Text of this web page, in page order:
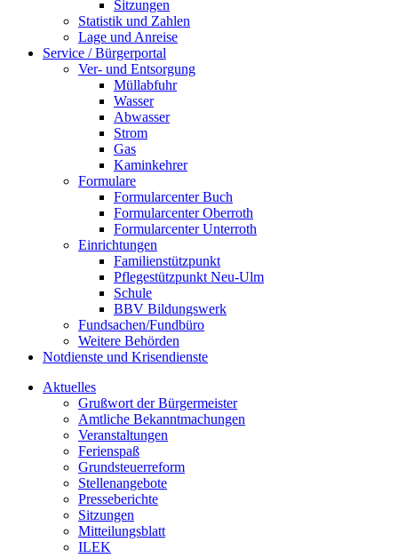
Sitzungen
Statistik und Zahlen
Lage und Anreise
Service / Bürgerportal
Ver- und Entsorgung
Müllabfuhr
Wasser
Abwasser
Strom
Gas
Kaminkehrer
Formulare
Formularcenter Buch
Formularcenter Oberroth
Formularcenter Unterroth
Einrichtungen
Familienstützpunkt
Pflegestützpunkt Neu-Ulm
Schule
BBV Bildungswerk
Fundsachen/Fundbüro
Weitere Behörden
Notdienste und Krisendienste
Aktuelles
Grußwort der Bürgermeister
Amtliche Bekanntmachungen
Veranstaltungen
Ferienspaß
Grundsteuerreform
Stellenangebote
Presseberichte
Sitzungen
Mitteilungsblatt
ILEK